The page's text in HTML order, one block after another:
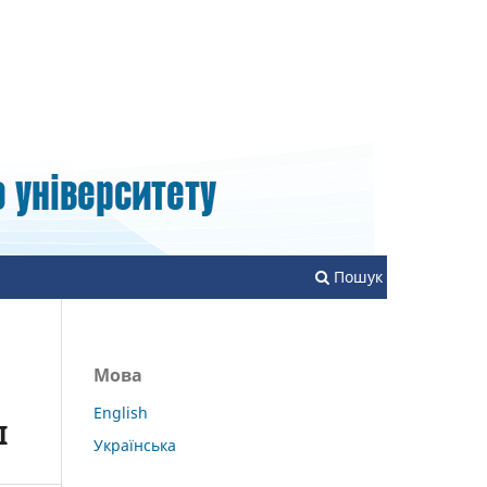
Пошук
Мова
English
Українська